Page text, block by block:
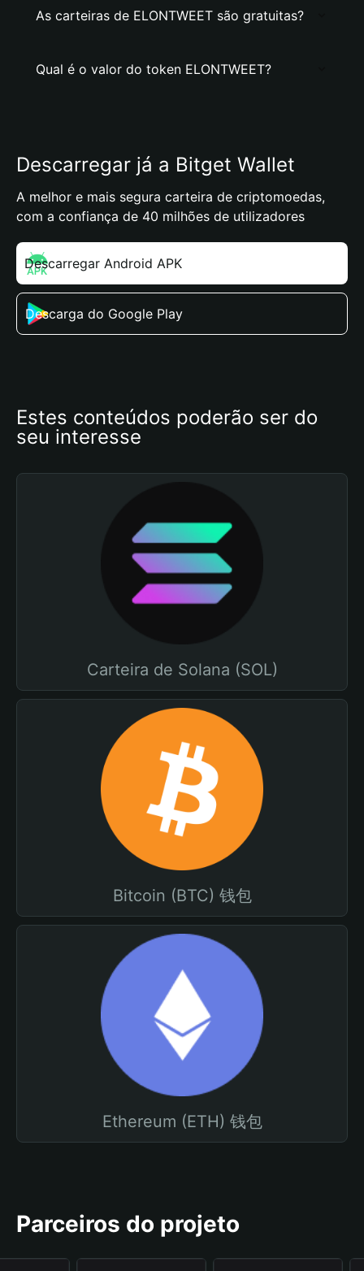
As carteiras de ELONTWEET são gratuitas?
Qual é o valor do token ELONTWEET?
Descarregar já a Bitget Wallet
A melhor e mais segura carteira de criptomoedas,
com a confiança de 40 milhões de utilizadores
Descarregar Android APK
Descarga do Google Play
Estes conteúdos poderão ser do
seu interesse
Carteira de Solana (SOL)
Bitcoin (BTC) 钱包
Ethereum (ETH) 钱包
Parceiros do projeto